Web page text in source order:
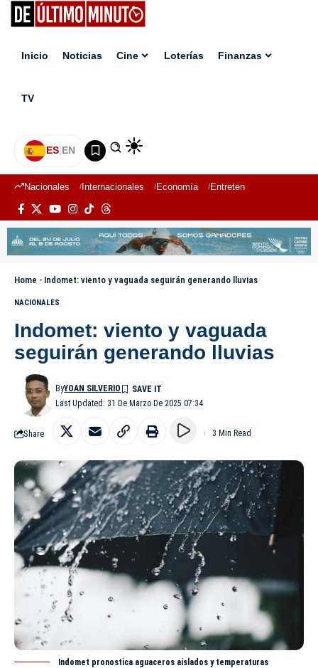
Inicio Noticias Cine Loterías Finanzas
TV
ES|EN
Nacionales Internacionales Economía Entretenimiento
Home - Indomet: viento y vaguada seguirán generando lluvias
NACIONALES
Indomet: viento y vaguada
seguirán generando lluvias
Last Updated: 31 De Marzo De 2025 07:34
ByYOAN SILVERIO
Share 3 Min Read
Indomet pronostica aguaceros aislados y temperaturas